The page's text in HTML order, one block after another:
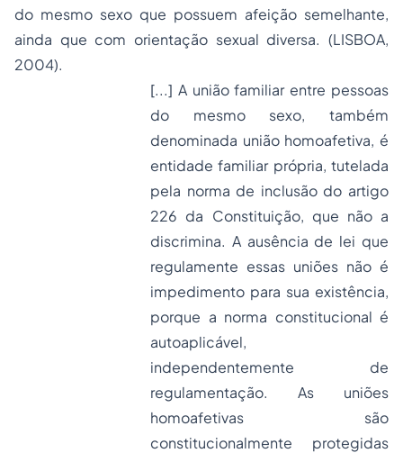
do mesmo sexo que possuem afeição semelhante,
ainda que com orientação sexual diversa. (LISBOA,
2004).
[...] A união familiar entre pessoas
do mesmo sexo, também
denominada união homoafetiva, é
entidade familiar própria, tutelada
pela norma de inclusão do artigo
226 da Constituição, que não a
discrimina. A ausência de lei que
regulamente essas uniões não é
impedimento para sua existência,
porque a norma constitucional é
autoaplicável,
independentemente de
regulamentação. As uniões
homoafetivas são
constitucionalmente protegidas